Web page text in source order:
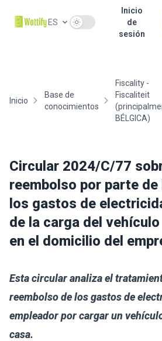
ES Use setting
Inicio
de
sesión
Inicio
Base de
conocimientos
Fiscality -
Fiscaliteit
BÉLGICA)
Circular 2024/C/77
reembolso por parte de
los gastos de
de la carga del
en el domicilio del
Esta circular analiza el
reembolso de los gastos de
empleador por cargar un
casa.